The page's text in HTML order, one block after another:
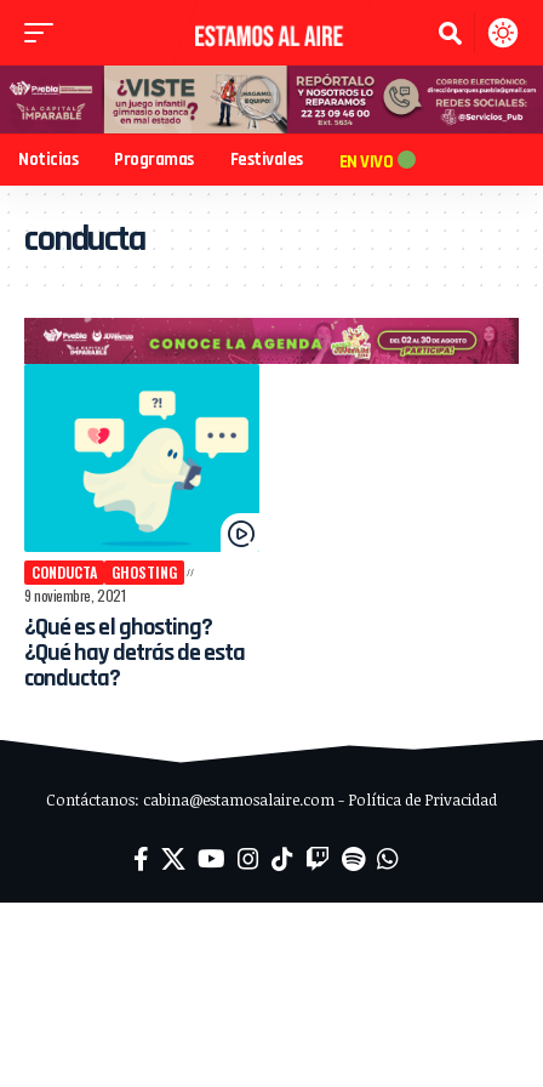
Noticias Programas Festivales EN VIVO
conducta
CONDUCTA
GHOSTING
9 noviembre, 2021
¿Qué es el ghosting?
¿Qué hay detrás de esta
conducta?
Contáctanos: cabina@estamosalaire.com - Política de Privacidad